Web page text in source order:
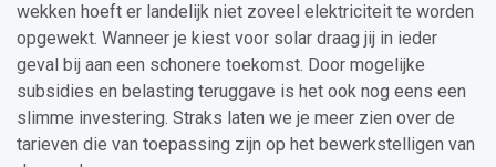
wekken hoeft er landelijk niet zoveel elektriciteit te worden
opgewekt. Wanneer je kiest voor solar draag jij in ieder
geval bij aan een schonere toekomst. Door mogelijke
subsidies en belasting teruggave is het ook nog eens een
slimme investering. Straks laten we je meer zien over de
tarieven die van toepassing zijn op het bewerkstelligen van